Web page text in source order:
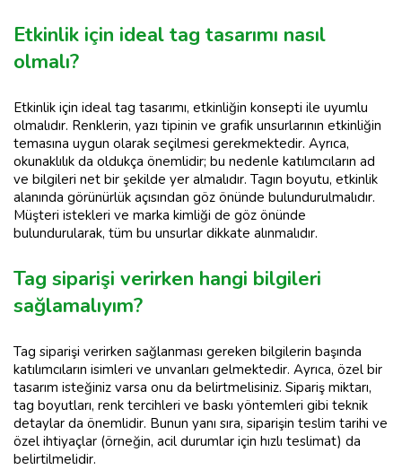
Etkinlik için ideal tag tasarımı nasıl
olmalı?
Etkinlik için ideal tag tasarımı, etkinliğin konsepti ile uyumlu
olmalıdır. Renklerin, yazı tipinin ve grafik unsurlarının etkinliğin
temasına uygun olarak seçilmesi gerekmektedir. Ayrıca,
okunaklılık da oldukça önemlidir; bu nedenle katılımcıların ad
ve bilgileri net bir şekilde yer almalıdır. Tagın boyutu, etkinlik
alanında görünürlük açısından göz önünde bulundurulmalıdır.
Müşteri istekleri ve marka kimliği de göz önünde
bulundurularak, tüm bu unsurlar dikkate alınmalıdır.
Tag siparişi verirken hangi bilgileri
sağlamalıyım?
Tag siparişi verirken sağlanması gereken bilgilerin başında
katılımcıların isimleri ve unvanları gelmektedir. Ayrıca, özel bir
tasarım isteğiniz varsa onu da belirtmelisiniz. Sipariş miktarı,
tag boyutları, renk tercihleri ve baskı yöntemleri gibi teknik
detaylar da önemlidir. Bunun yanı sıra, siparişin teslim tarihi ve
özel ihtiyaçlar (örneğin, acil durumlar için hızlı teslimat) da
belirtilmelidir.